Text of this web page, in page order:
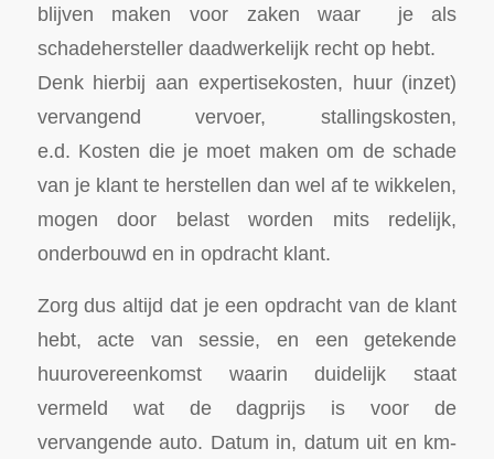
blijven maken voor zaken waar je als
schadehersteller daadwerkelijk recht op hebt.
Denk hierbij aan expertisekosten, huur (inzet)
vervangend vervoer, stallingskosten,
e.d. Kosten die je moet maken om de schade
van je klant te herstellen dan wel af te wikkelen,
mogen door belast worden mits redelijk,
onderbouwd en in opdracht klant.
Zorg dus altijd dat je een opdracht van de klant
hebt, acte van sessie, en een getekende
huurovereenkomst waarin duidelijk staat
vermeld wat de dagprijs is voor de
vervangende auto. Datum in, datum uit en km-